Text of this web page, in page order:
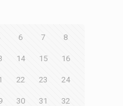
6 7 8
14 15 16
22 23 24
30 31 32